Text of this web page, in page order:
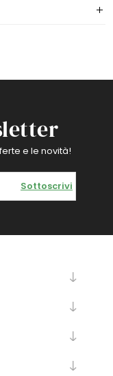
e le novità!
Sottoscrivi